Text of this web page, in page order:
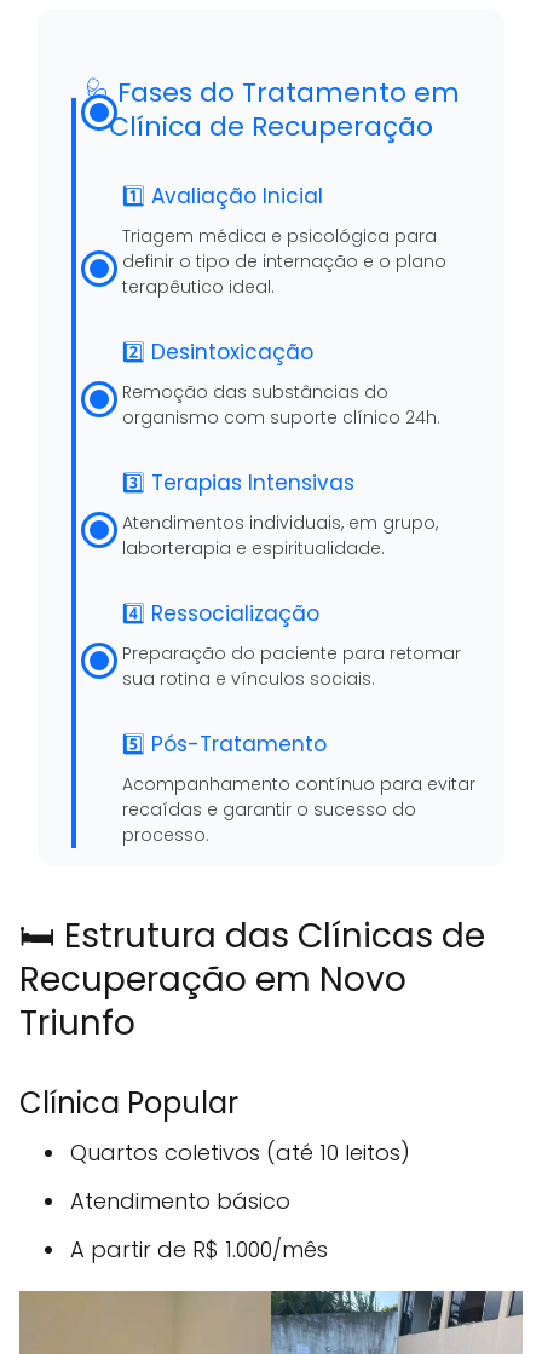
🩺 Fases do Tratamento em
Clínica de Recuperação
1️⃣ Avaliação Inicial
Triagem médica e psicológica para
definir o tipo de internação e o plano
terapêutico ideal.
2️⃣ Desintoxicação
Remoção das substâncias do
organismo com suporte clínico 24h.
3️⃣ Terapias Intensivas
Atendimentos individuais, em grupo,
laborterapia e espiritualidade.
4️⃣ Ressocialização
Preparação do paciente para retomar
sua rotina e vínculos sociais.
5️⃣ Pós-Tratamento
Acompanhamento contínuo para evitar
recaídas e garantir o sucesso do
processo.
🛏️ Estrutura das Clínicas de
Recuperação em Novo
Triunfo
Clínica Popular
Quartos coletivos (até 10 leitos)
Atendimento básico
A partir de R$ 1.000/mês